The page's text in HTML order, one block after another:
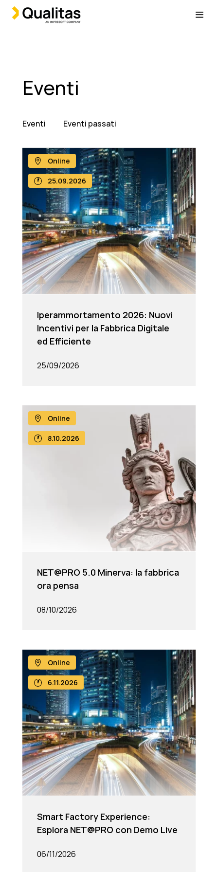
Eventi
Eventi Eventi passati
Online
25.09.2026
Iperammortamento 2026: Nuovi
Incentivi per la Fabbrica Digitale
ed Efficiente
25/09/2026
Online
8.10.2026
NET@PRO 5.0 Minerva: la fabbrica
ora pensa
08/10/2026
Online
6.11.2026
Smart Factory Experience:
Esplora NET@PRO con Demo Live
06/11/2026